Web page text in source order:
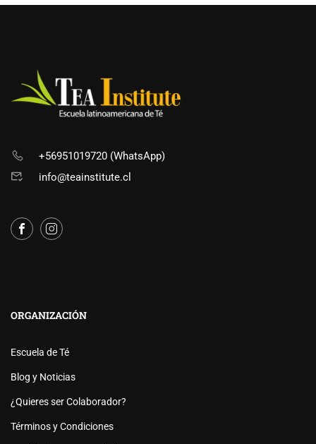
+56951019720 (WhatsApp)
info@teainstitute.cl
ORGANIZACIÓN
Escuela de Té
Blog y Noticias
¿Quieres ser Colaborador?
Términos y Condiciones